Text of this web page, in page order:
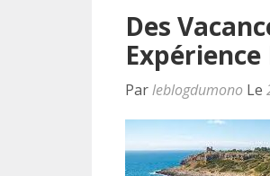
Des
Parleblogdumono Le